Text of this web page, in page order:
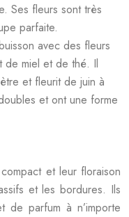
Ses fleurs sont très
parfaite.
avec des fleurs
de miel et de thé. Il
et fleurit de juin à
et ont une forme
et leur floraison
et les bordures. Ils
parfum à n’importe